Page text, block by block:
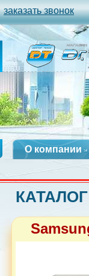
заказать звонок
О компании
КАТАЛОГ